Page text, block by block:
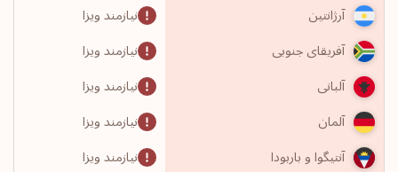
آرژانتین
نیازمند ویزا
آفریقای جنوبی
نیازمند ویزا
آلبانی
نیازمند ویزا
آلمان
نیازمند ویزا
آنتیگوا و باربودا
نیازمند ویزا